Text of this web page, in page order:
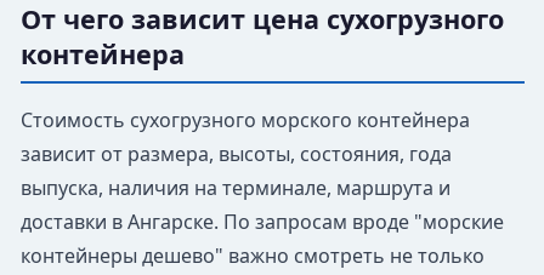
От чего зависит цена сухогрузного
контейнера
Стоимость сухогрузного морского контейнера
зависит от размера, высоты, состояния, года
выпуска, наличия на терминале, маршрута и
доставки в Ангарске. По запросам вроде "морские
контейнеры дешево" важно смотреть не только